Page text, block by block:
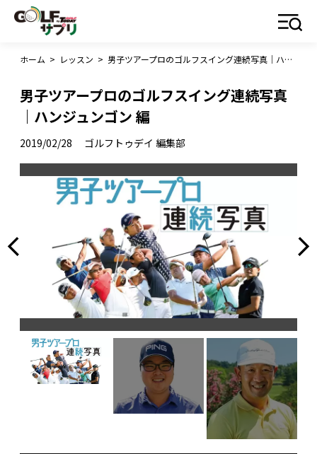
ホーム > レッスン > 男子ツアープロのゴルフスイング連続写真｜ハンジュンゴン 編
男子ツアープロのゴルフスイング連続写真
｜ハンジュンゴン 編
2019/02/28 ゴルフトゥデイ 編集部